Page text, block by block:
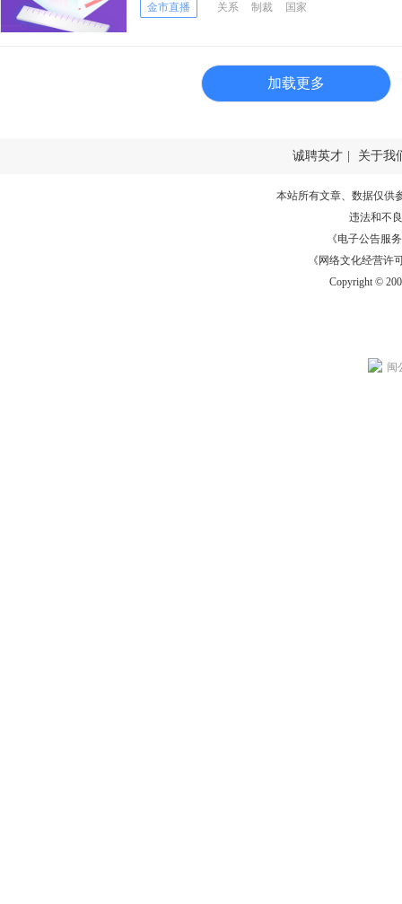
金市直播 关系 制裁 国家
加载更多
诚聘英才 关于我
本站所有文章、数据仅供
违法和不
《电子公告服务
《网络文化经营许
Copyright ©
闽